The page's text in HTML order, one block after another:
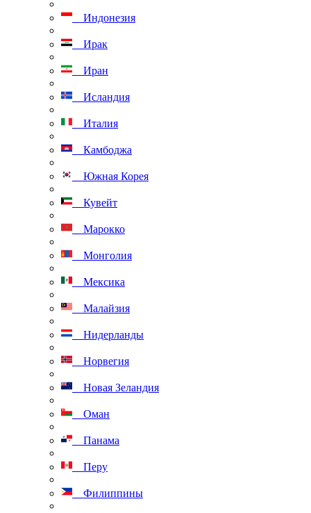
Индонезия
Ирак
Иран
Исландия
Италия
Камбоджа
Южная Корея
Кувейт
Марокко
Монголия
Мексика
Малайзия
Нидерланды
Норвегия
Новая Зеландия
Оман
Панама
Перу
Филиппины